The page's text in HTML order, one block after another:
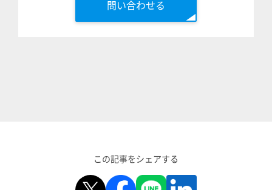
問い合わせる
この記事をシェアする